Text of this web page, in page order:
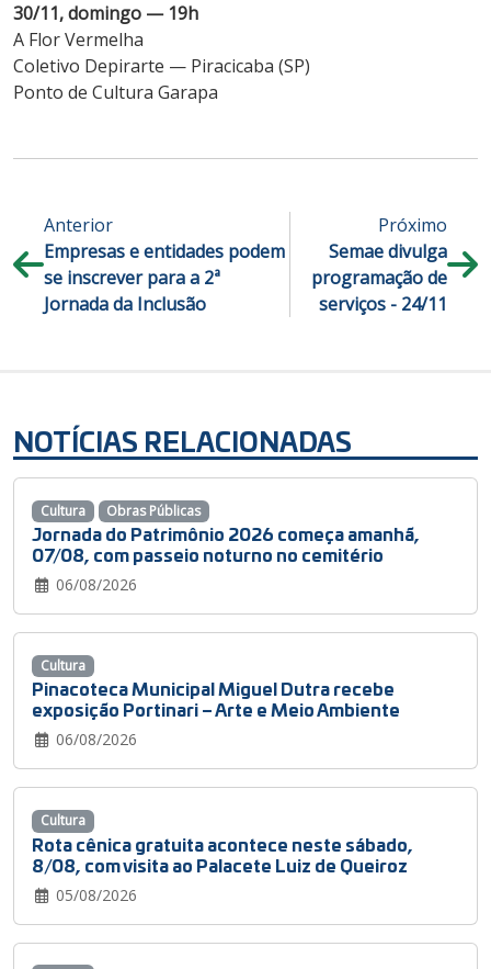
30/11, domingo — 19h
A Flor Vermelha
Coletivo Depirarte — Piracicaba (SP)
Ponto de Cultura Garapa
Anterior
Empresas e entidades podem
se inscrever para a 2ª
Jornada da Inclusão
Próximo
Semae divulga
programação de
serviços - 24/11
NOTÍCIAS RELACIONADAS
Jornada do Patrimônio 2026 começa amanhã,
07/08, com passeio noturno no cemitério
06/08/2026
Cultura Obras Públicas
Pinacoteca Municipal Miguel Dutra recebe
exposição Portinari – Arte e Meio Ambiente
06/08/2026
Cultura
Rota cênica gratuita acontece neste sábado,
8/08, com visita ao Palacete Luiz de Queiroz
05/08/2026
Cultura